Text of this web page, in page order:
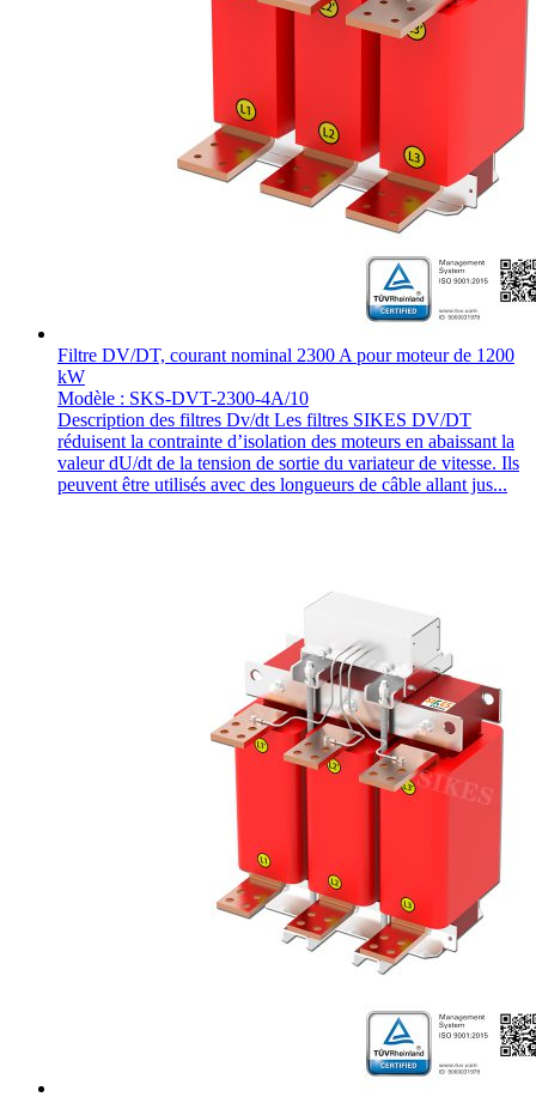
Filtre DV/DT, courant nominal 2300 A pour moteur de 1200
kW
Modèle : SKS-DVT-2300-4A/10
Description des filtres Dv/dt Les filtres SIKES DV/DT
réduisent la contrainte d’isolation des moteurs en abaissant la
valeur dU/dt de la tension de sortie du variateur de vitesse. Ils
peuvent être utilisés avec des longueurs de câble allant jus...